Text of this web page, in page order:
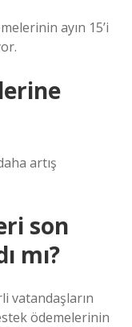
ayın 15’i
artış
son
mı?
vatandaşların
ödemelerinin